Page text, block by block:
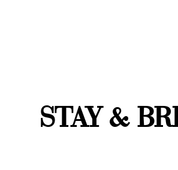
STAY &